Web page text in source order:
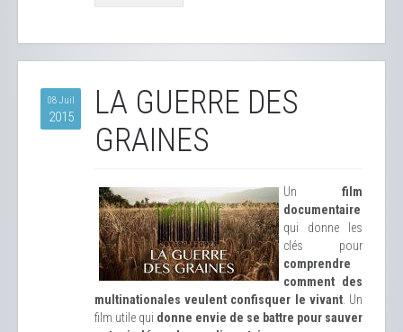
08 Juil
2015
LA GUERRE DES
GRAINES
Un film
documentaire
qui donne les
clés pour
comprendre
comment des
multinationales veulent confisquer le vivant. Un
film utile qui donne envie de se battre pour sauver